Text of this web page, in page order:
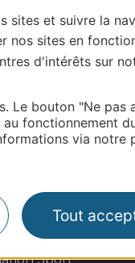
sites et suivre la
nos sites en
d'intérêts sur
Le bouton "Ne pas
fonctionnement
via notre
Tout
contributors
et d'influence
Sport